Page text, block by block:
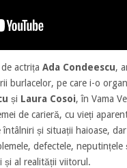
actrița Ada Condeescu,
burlacelor, pe care i-o
și Laura Cosoi, în Vama
de carieră, cu vieți
și situații haioase,
defectele, neputințele
și al realității viitorul.